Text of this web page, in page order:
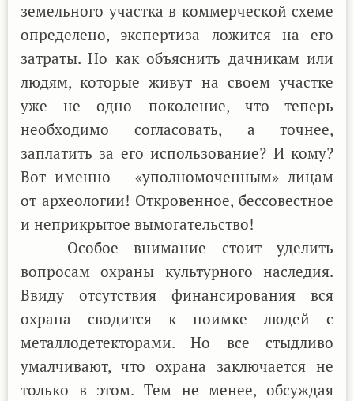
земельного участка в коммерческой схеме
определено, экспертиза ложится на его
затраты. Но как объяснить дачникам или
людям, которые живут на своем участке
уже не одно поколение, что теперь
необходимо согласовать, а точнее,
заплатить за его использование? И кому?
Вот именно – «уполномоченным» лицам
от археологии! Откровенное, бессовестное
и неприкрытое вымогательство!
Особое внимание стоит уделить
вопросам охраны культурного наследия.
Ввиду отсутствия финансирования вся
охрана сводится к поимке людей с
металлодетекторами. Но все стыдливо
умалчивают, что охрана заключается не
только в этом. Тем не менее, обсуждая